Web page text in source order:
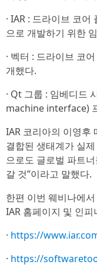
· IAR : 드라이브 코
으로 개발하기 위한
· 벡터 : 드라이브 코
개했다.
· Qt 그룹 : 임베디드
machine interface)
IAR 코리아의 이영후
결합된 생태계가 실
으로도 글로벌 파트
갈 것”이라고 말했다.
한편 이번 웨비나에
IAR 홈페이지 및 인
· https://
· https://